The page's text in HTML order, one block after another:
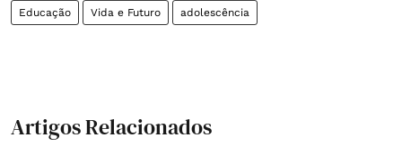
Educação Vida e Futuro adolescência
Artigos Relacionados